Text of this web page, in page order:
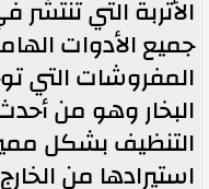
الأتربة التي
جميع الأدوات
المفروشات التي
البخار وهو من
التنظيف بشكل
استيرادها من